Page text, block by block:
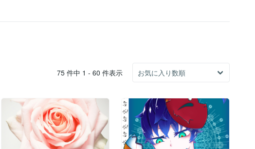
75 件中 1 - 60 件表示